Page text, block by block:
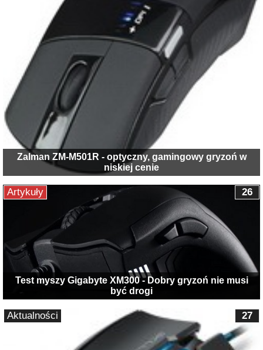
Zalman ZM-M501R - optyczny, gamingowy gryzoń w
niskiej cenie
Test myszy Gigabyte XM300 - Dobry gryzoń nie musi
być drogi
26
Artykuły
27
Aktualności